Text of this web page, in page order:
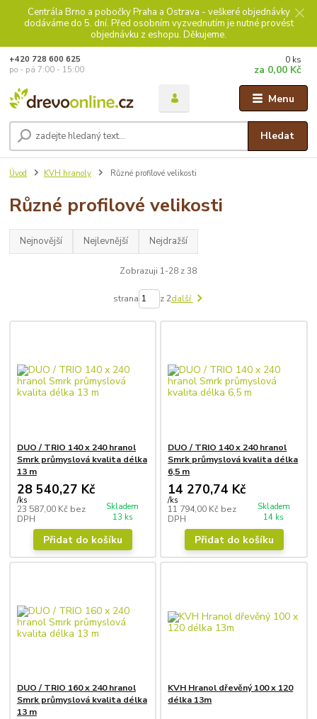
Centrála Brno a pobočky Praha a Ostrava - veškeré objednávky
dodáváme do 5. dní. Před osobním vyzvednutím je nutné provést
objednávku z eshopu. Děkujeme.
Menu
Hledat
+420 728 600 625
po - pá 7:00 - 15:00
0 ks
za 0,00 Kč
Úvod KVH hranoly Různé profilové velikosti
Různé profilové velikosti
Nejnovější Nejlevnější Nejdražší
Zobrazuji 1-28 z 38
strana z 2další
DUO / TRIO 140 x 240 hranol
Smrk průmyslová kvalita délka
13 m
28 540,27 Kč
/ks
23 587,00 Kč bez
DPH
Skladem
13 ks
Přidat do košíku
DUO / TRIO 140 x 240 hranol
Smrk průmyslová kvalita délka
6,5 m
14 270,74 Kč
/ks
11 794,00 Kč bez
DPH
Skladem
14 ks
Přidat do košíku
DUO / TRIO 160 x 240 hranol
Smrk průmyslová kvalita délka
13 m
KVH Hranol dřevěný 100 x 120
délka 13m